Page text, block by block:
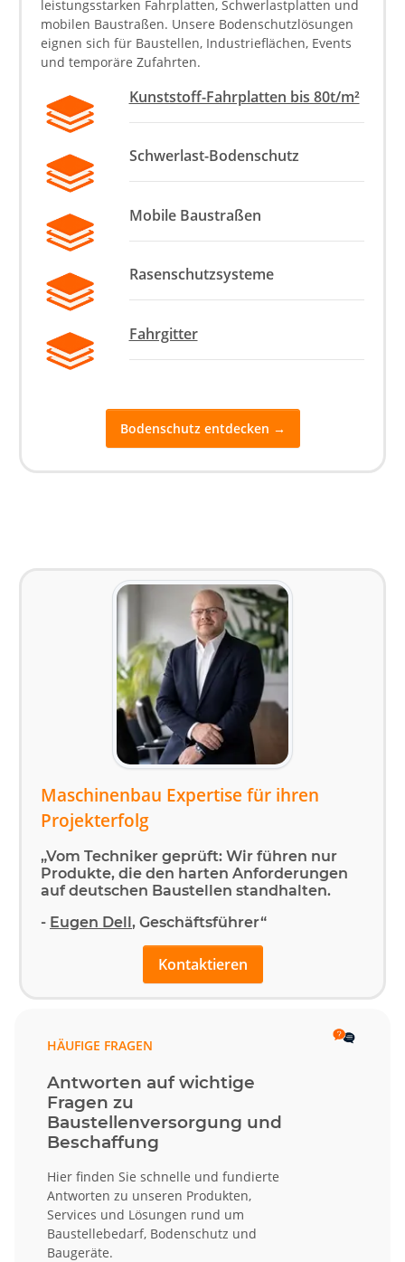
leistungsstarken Fahrplatten, Schwerlastplatten und
mobilen Baustraßen. Unsere Bodenschutzlösungen
eignen sich für Baustellen, Industrieflächen, Events
und temporäre Zufahrten.
Kunststoff-Fahrplatten bis 80t/m²
Schwerlast-Bodenschutz
Mobile Baustraßen
Rasenschutzsysteme
Fahrgitter
Bodenschutz entdecken →
Maschinenbau Expertise für ihren
Projekterfolg
„Vom Techniker geprüft: Wir führen nur
Produkte, die den harten Anforderungen
auf deutschen Baustellen standhalten.
- Eugen Dell, Geschäftsführer“
Kontaktieren
HÄUFIGE FRAGEN
Antworten auf wichtige
Fragen zu
Baustellenversorgung und
Beschaffung
Hier finden Sie schnelle und fundierte
Antworten zu unseren Produkten,
Services und Lösungen rund um
Baustellebedarf, Bodenschutz und
Baugeräte.